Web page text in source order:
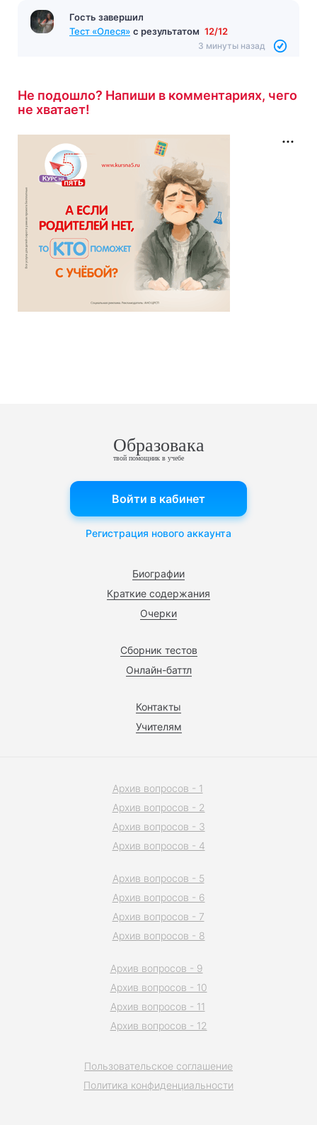
Гость завершил
Тест «Олеся» с результатом 12/12
3 минуты назад
Не подошло? Напиши в комментариях, чего
не хватает!
Образовака
твой помощник в учебе
Биографии
Краткие содержания
Очерки
Сборник тестов
Онлайн-баттл
Контакты
Учителям
Войти в кабинет
Регистрация нового аккаунта
Пользовательское соглашение
Политика конфиденциальности
Архив вопросов - 1
Архив вопросов - 2
Архив вопросов - 3
Архив вопросов - 4
Архив вопросов - 5
Архив вопросов - 6
Архив вопросов - 7
Архив вопросов - 8
Архив вопросов - 9
Архив вопросов - 10
Архив вопросов - 11
Архив вопросов - 12